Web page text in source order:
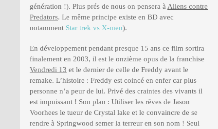
génération !). Plus prés de nous on pensera à Aliens contre
Predators. Le même principe existe en BD avec
notamment Star trek vs X-men).
En développement pendant presque 15 ans ce film sortira
finalement en 2003, il est le onzième opus de la franchise
Vendredi 13 et le dernier de celle de Freddy avant le
remake. L’histoire : Freddy est coincé en enfer car plus
personne n’a peur de lui. Privé des craintes des vivants il
est impuissant ! Son plan : Utiliser les rêves de Jason
Voorhees le tueur de Crystal lake et le convaincre de se
rendre à Springwood semer la terreur en son nom ! Seul